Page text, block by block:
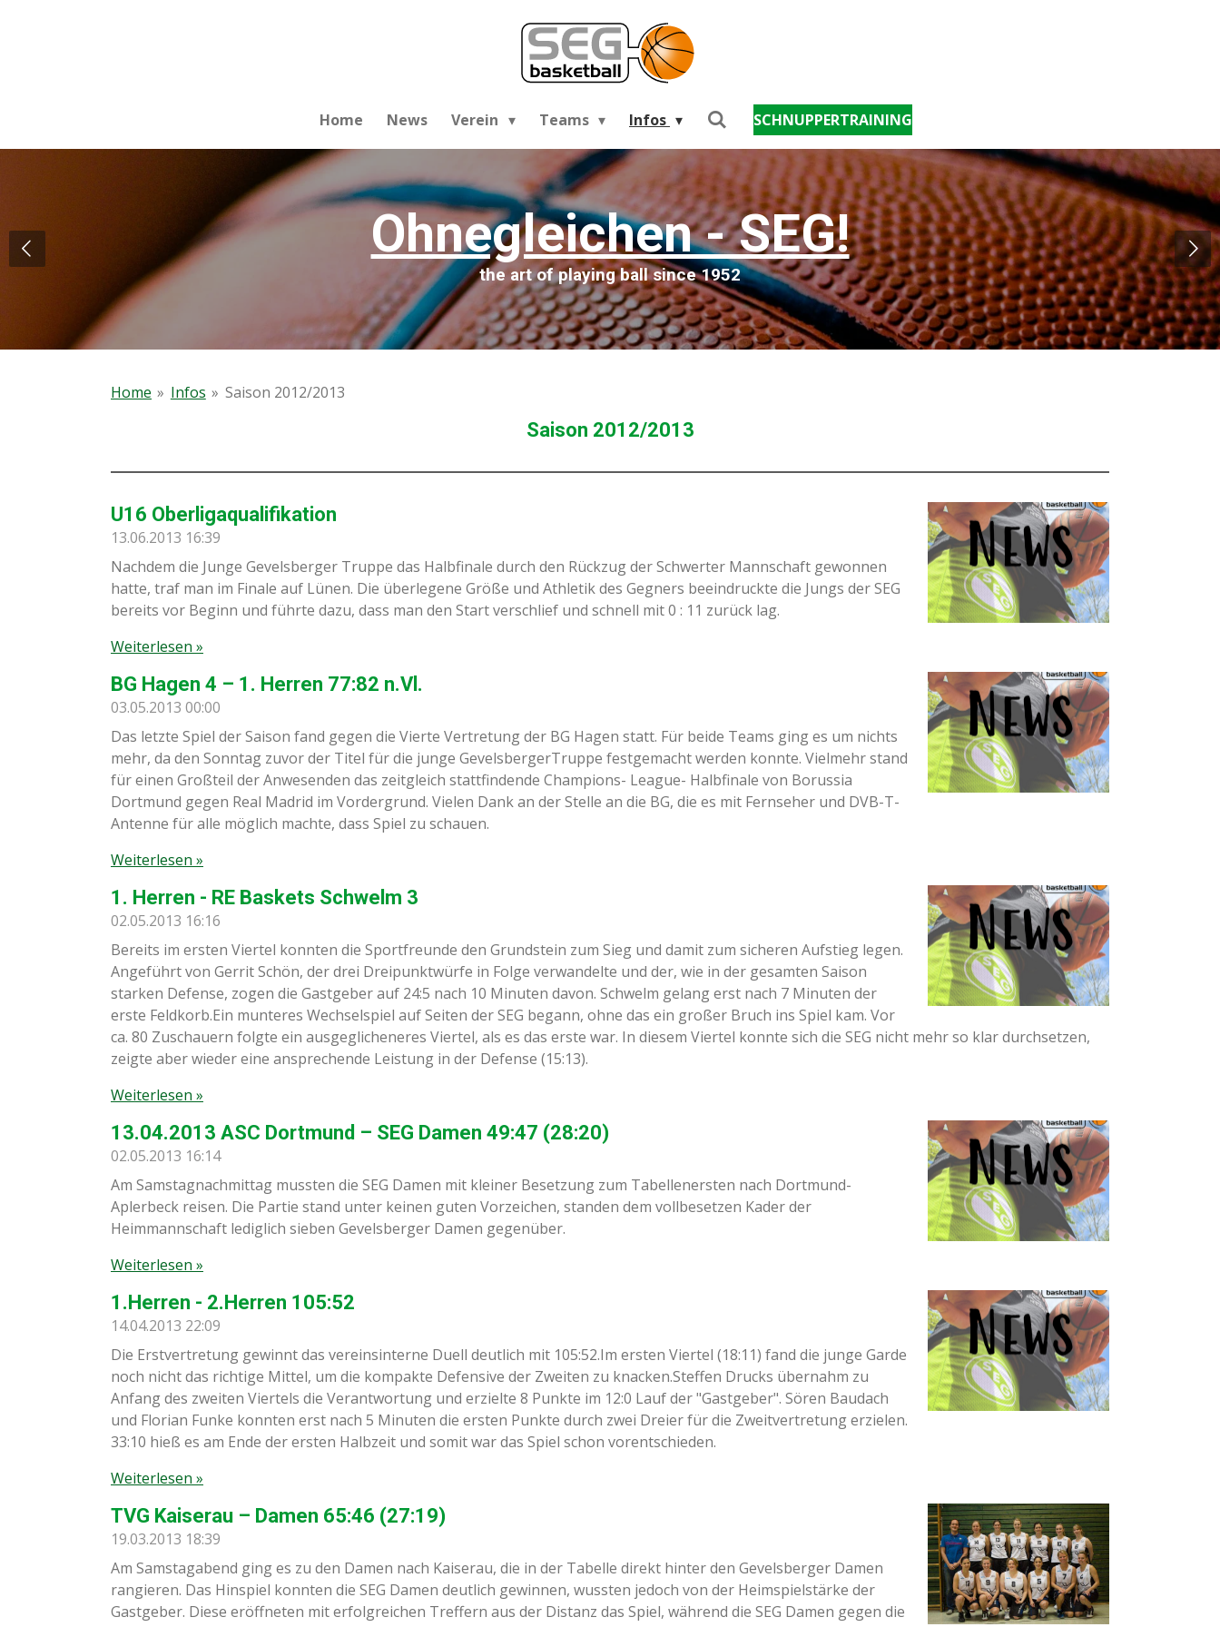
Home News Verein Teams Infos SCHNUPPERTRAINING
Ohnegleichen - SEG!
the art of playing ball since 1952
Home » Infos » Saison 2012/2013
Saison 2012/2013
U16 Oberligaqualifikation
13.06.2013 16:39
Nachdem die Junge Gevelsberger Truppe das Halbfinale durch den Rückzug der Schwerter Mannschaft gewonnen
hatte, traf man im Finale auf Lünen. Die überlegene Größe und Athletik des Gegners beeindruckte die Jungs der SEG
bereits vor Beginn und führte dazu, dass man den Start verschlief und schnell mit 0 : 11 zurück lag.
Weiterlesen »
BG Hagen 4 – 1. Herren 77:82 n.Vl.
03.05.2013 00:00
Das letzte Spiel der Saison fand gegen die Vierte Vertretung der BG Hagen statt. Für beide Teams ging es um nichts
mehr, da den Sonntag zuvor der Titel für die junge GevelsbergerTruppe festgemacht werden konnte. Vielmehr stand
für einen Großteil der Anwesenden das zeitgleich stattfindende Champions- League- Halbfinale von Borussia
Dortmund gegen Real Madrid im Vordergrund. Vielen Dank an der Stelle an die BG, die es mit Fernseher und DVB-T-
Antenne für alle möglich machte, dass Spiel zu schauen.
Weiterlesen »
1. Herren - RE Baskets Schwelm 3
02.05.2013 16:16
Bereits im ersten Viertel konnten die Sportfreunde den Grundstein zum Sieg und damit zum sicheren Aufstieg legen.
Angeführt von Gerrit Schön, der drei Dreipunktwürfe in Folge verwandelte und der, wie in der gesamten Saison
starken Defense, zogen die Gastgeber auf 24:5 nach 10 Minuten davon. Schwelm gelang erst nach 7 Minuten der
erste Feldkorb.Ein munteres Wechselspiel auf Seiten der SEG begann, ohne das ein großer Bruch ins Spiel kam. Vor
ca. 80 Zuschauern folgte ein ausgeglicheneres Viertel, als es das erste war. In diesem Viertel konnte sich die SEG nicht mehr so klar durchsetzen,
zeigte aber wieder eine ansprechende Leistung in der Defense (15:13).
Weiterlesen »
13.04.2013 ASC Dortmund – SEG Damen 49:47 (28:20)
02.05.2013 16:14
Am Samstagnachmittag mussten die SEG Damen mit kleiner Besetzung zum Tabellenersten nach Dortmund-
Aplerbeck reisen. Die Partie stand unter keinen guten Vorzeichen, standen dem vollbesetzen Kader der
Heimmannschaft lediglich sieben Gevelsberger Damen gegenüber.
Weiterlesen »
1.Herren - 2.Herren 105:52
14.04.2013 22:09
Die Erstvertretung gewinnt das vereinsinterne Duell deutlich mit 105:52.Im ersten Viertel (18:11) fand die junge Garde
noch nicht das richtige Mittel, um die kompakte Defensive der Zweiten zu knacken.Steffen Drucks übernahm zu
Anfang des zweiten Viertels die Verantwortung und erzielte 8 Punkte im 12:0 Lauf der "Gastgeber". Sören Baudach
und Florian Funke konnten erst nach 5 Minuten die ersten Punkte durch zwei Dreier für die Zweitvertretung erzielen.
33:10 hieß es am Ende der ersten Halbzeit und somit war das Spiel schon vorentschieden.
Weiterlesen »
TVG Kaiserau – Damen 65:46 (27:19)
19.03.2013 18:39
Am Samstagabend ging es zu den Damen nach Kaiserau, die in der Tabelle direkt hinter den Gevelsberger Damen
rangieren. Das Hinspiel konnten die SEG Damen deutlich gewinnen, wussten jedoch von der Heimspielstärke der
Gastgeber. Diese eröffneten mit erfolgreichen Treffern aus der Distanz das Spiel, während die SEG Damen gegen die